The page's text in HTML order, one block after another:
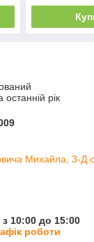
останній рік
Михайла, 3-Д
10:00 до 15:00
роботи